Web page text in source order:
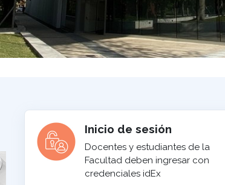
Inicio de sesión
Docentes y estudiantes de la
Facultad deben ingresar con
credenciales idEx